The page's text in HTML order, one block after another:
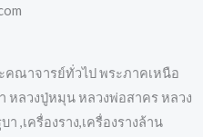
คณาจารย์ทั่วไป พระภาคเหนือ
หลวงปู่หมุน หลวงพ่อสาคร หลวง
,เครื่องราง,เครื่องรางล้าน